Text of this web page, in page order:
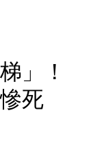
」！
死